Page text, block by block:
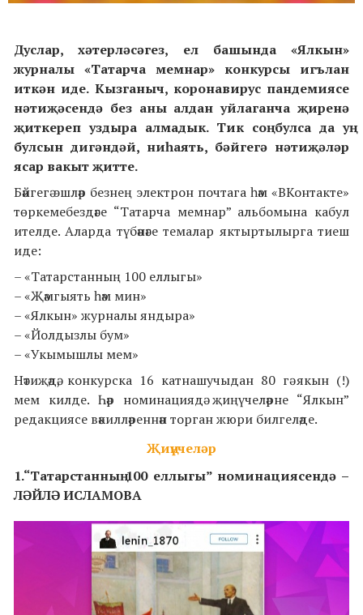
Дуслар, хәтерләсәгез, ел башында «Ялкын»
журналы «Татарча мемнар» конкурсы игълан
иткән иде. Кызганыч, коронавирус пандемиясе
нәтиҗәсендә без аны алдан уйлаганча җиренә
җиткереп уздыра алмадык. Тик соң булса да уң
булсын дигәндәй, ниһаять, бәйгегә нәтиҗәләр
ясар вакыт җитте.
Бәйгегә эшләр безнең электрон почтага һәм «ВКонтакте»
төркемебездәге “Татарча мемнар” альбомына кабул
ителде. Аларда түбәнәге темалар яктыртылырга тиеш
иде:
– «Татарстанның 100 еллыгы»
– «Җәмгыять һәм мин»
– «Ялкын» журналы яндыра»
– «Йолдызлы бум»
– «Укымышлы мем»
Нәтиҗәдә, конкурска 16 катнашучыдан 80 гә якын (!)
мем килде. Һәр номинациядә җиңүчеләрне “Ялкын”
редакциясе вәкилләреннән торган жюри билгеләде.
Җиңүчеләр
1.“Татарстанның 100 еллыгы” номинациясендә –
ЛӘЙЛӘ ИСЛАМОВА